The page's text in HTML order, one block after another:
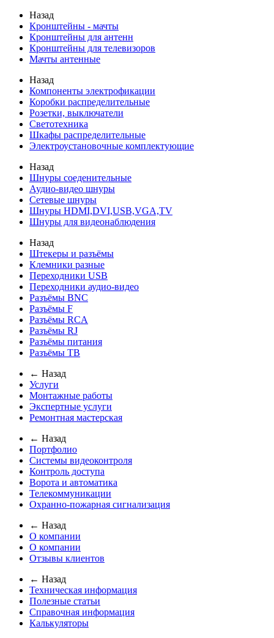
Назад
Кронштейны - мачты
Кронштейны для антенн
Кронштейны для телевизоров
Мачты антенные
Назад
Компоненты электрофикации
Коробки распределительные
Розетки, выключатели
Светотехника
Шкафы распределительные
Электроустановочные комплектующие
Назад
Шнуры соеденительные
Аудио-видео шнуры
Сетевые шнуры
Шнуры HDMI,DVI,USB,VGA,TV
Шнуры для видеонаблюдения
Назад
Штекеры и разъёмы
Клемники разные
Переходники USB
Переходники аудио-видео
Разъёмы BNC
Разъёмы F
Разъёмы RCA
Разъёмы RJ
Разъёмы питания
Разъёмы ТВ
← Назад
Услуги
Монтажные работы
Экспертные услуги
Ремонтная мастерская
← Назад
Портфолио
Системы видеоконтроля
Контроль доступа
Ворота и автоматика
Телекоммуникации
Охранно-пожарная сигнализация
← Назад
О компании
О компании
Отзывы клиентов
← Назад
Техническая информация
Полезные статьи
Справочная информация
Калькуляторы